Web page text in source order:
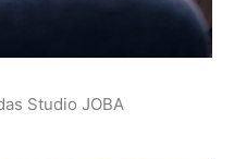
Studio JOBA